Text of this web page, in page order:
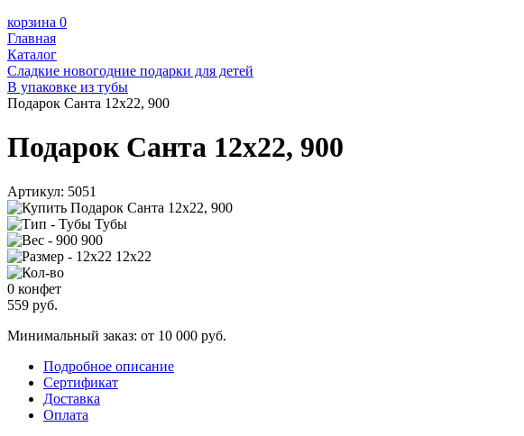
корзина 0
Главная
Каталог
Сладкие новогодние подарки для детей
В упаковке из тубы
Подарок Санта 12х22, 900
Подарок Санта 12х22, 900
Артикул: 5051
Тубы
900
12х22
0 конфет
559 руб.
Минимальный заказ: от 10 000 руб.
Подробное описание
Сертификат
Доставка
Оплата